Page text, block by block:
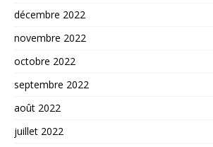
décembre 2022
novembre 2022
octobre 2022
septembre 2022
août 2022
juillet 2022